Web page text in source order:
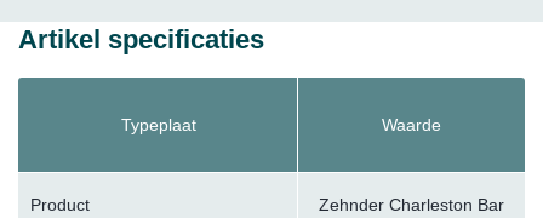
Artikel specificaties
Typeplaat Waarde
Product Zehnder Charleston Bar